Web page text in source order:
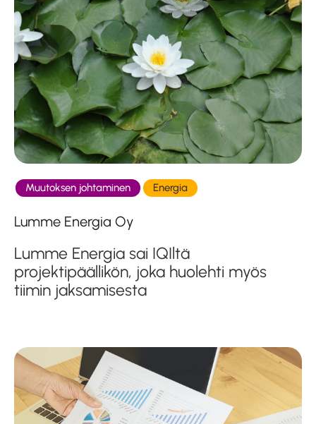
Muutoksen johtaminen Energia
Lumme Energia Oy
Lumme Energia sai IQIltä
projektipäällikön, joka huolehti myös
tiimin jaksamisesta